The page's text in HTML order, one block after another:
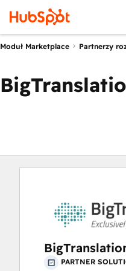
Moduł Marketplace Partnerzy
PARTNER